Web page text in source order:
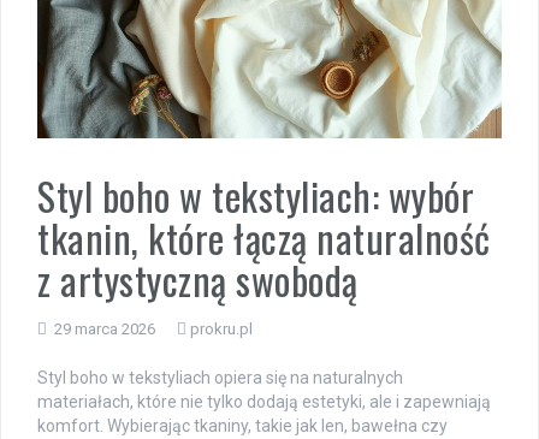
Styl boho w tekstyliach: wybór
tkanin, które łączą naturalność
z artystyczną swobodą
29 marca 2026 prokru.pl
Styl boho w tekstyliach opiera się na naturalnych
materiałach, które nie tylko dodają estetyki, ale i zapewniają
komfort. Wybierając tkaniny, takie jak len, bawełna czy